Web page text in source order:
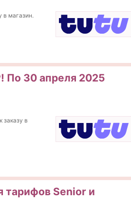
в магазин.
По 30 апреля 2025
заказу в
тарифов Senior и